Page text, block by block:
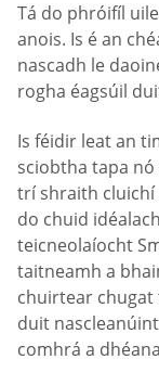
Tá do phróifíl
anois. Is é an
nascadh le
rogha éagsúil
Is féidir leat an
sciobtha tapa
trí shraith cluichí
do chuid
teicneolaíocht
taitneamh a
chuirtear chugat
duit
comhrá a